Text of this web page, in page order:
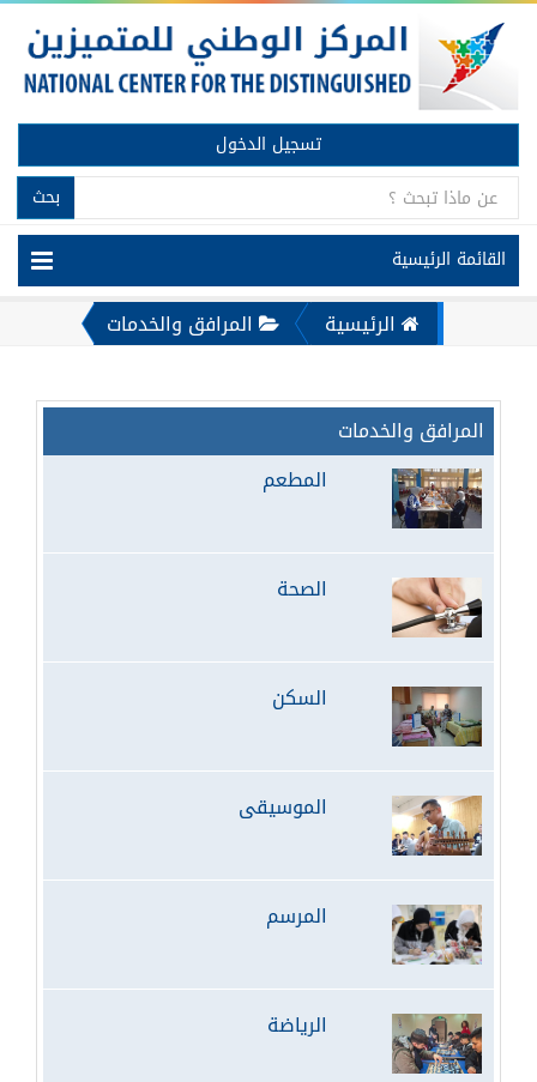
تسجيل الدخول
بحث
القائمة الرئيسية
الرئيسية المرافق والخدمات
المرافق والخدمات
المطعم
الصحة
السكن
الموسيقى
المرسم
الرياضة